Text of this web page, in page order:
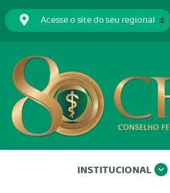
INSTITUCIONAL